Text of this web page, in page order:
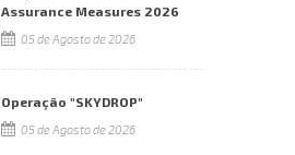
Assurance Measures 2026
05 de Agosto de 2026
Operação "SKYDROP"
05 de Agosto de 2026